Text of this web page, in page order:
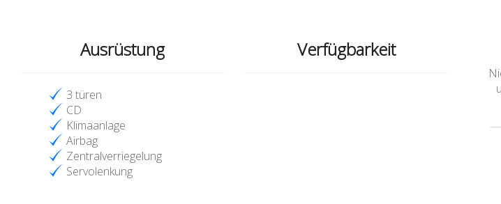
Ausrüstung
3 türen
CD
Klimaanlage
Airbag
Zentralverriegelung
Servolenkung
Verfügbarkeit